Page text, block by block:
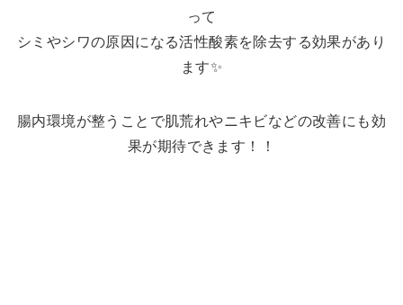
って
シミやシワの原因になる活性酸素を除去する効果があり
ます✨
腸内環境が整うことで肌荒れやニキビなどの改善にも効
果が期待できます！！